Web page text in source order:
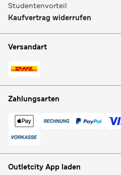
Studentenvorteil
Kaufvertrag widerrufen
Versandart
Zahlungsarten
Outletcity App laden